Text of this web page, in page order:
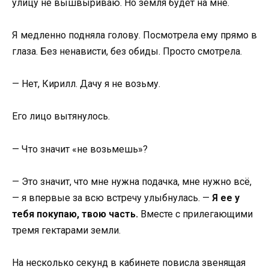
улицу не вышвыриваю. Но земля будет на мне.
Я медленно подняла голову. Посмотрела ему прямо в
глаза. Без ненависти, без обиды. Просто смотрела.
— Нет, Кирилл. Дачу я не возьму.
Его лицо вытянулось.
— Что значит «не возьмешь»?
— Это значит, что мне нужна подачка, мне нужно всё,
— я впервые за всю встречу улыбнулась. — Я ее у
тебя покупаю, твою часть. Вместе с прилегающими
тремя гектарами земли.
На несколько секунд в кабинете повисла звенящая